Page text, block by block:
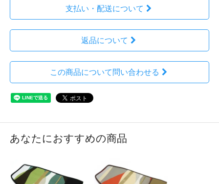
支払い・配送について
返品について
この商品について問い合わせる
あなたにおすすめの商品